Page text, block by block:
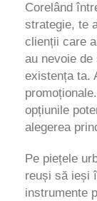
Corelând
strategie, te
clienții care
au nevoie
existența ta.
opțiunile
alegerea
Pe piețele
reuși să ieși
instrumente